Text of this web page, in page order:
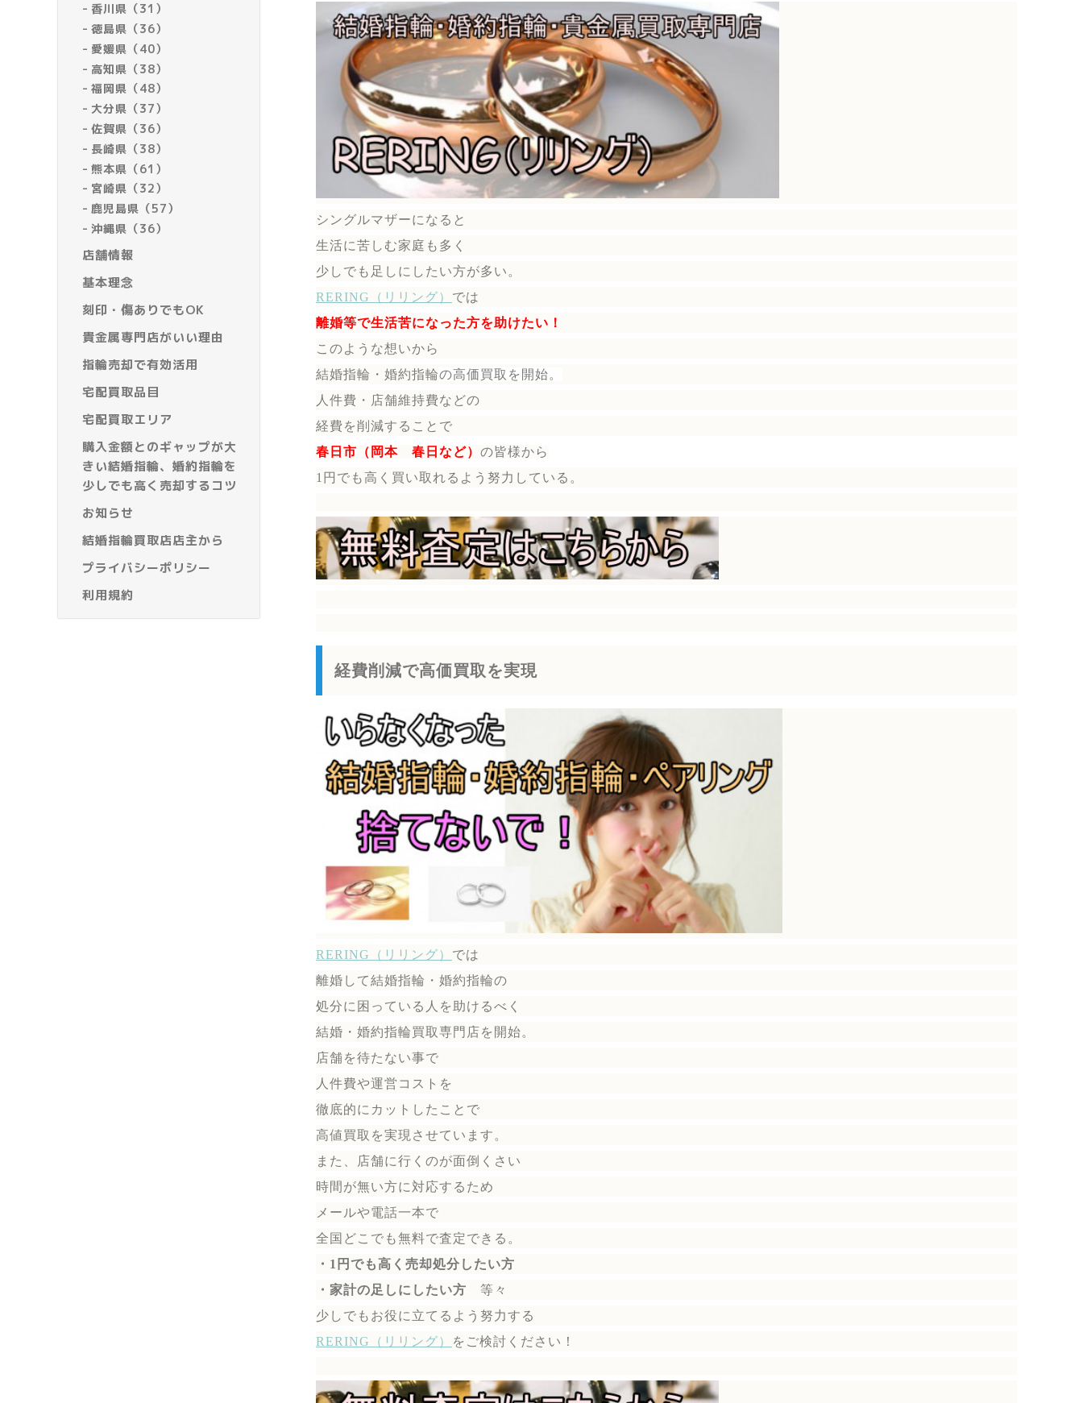
香川県（31）
徳島県（36）
愛媛県（40）
高知県（38）
福岡県（48）
大分県（37）
佐賀県（36）
長崎県（38）
熊本県（61）
宮崎県（32）
鹿児島県（57）
沖縄県（36）
店舗情報
基本理念
刻印・傷ありでもOK
貴金属専門店がいい理由
指輪売却で有効活用
宅配買取品目
宅配買取エリア
購入金額とのギャップが大
きい結婚指輪、婚約指輪を
少しでも高く売却するコツ
お知らせ
結婚指輪買取店店主から
プライバシーポリシー
利用規約
シングルマザーになると
生活に苦しむ家庭も多く
少しでも足しにしたい方が多い。
RERING（リリング） では
離婚等で生活苦になった方を助けたい！
このような想いから
結婚指輪・婚約指輪の高価買取を開始。
人件費・店舗維持費などの
経費を削減することで
春日市（岡本 春日など） の皆様から
1円でも高く買い取れるよう努力している。
経費削減で高価買取を実現
RERING（リリング） では
離婚して結婚指輪・婚約指輪の
処分に困っている人を助けるべく
結婚・婚約指輪買取専門店を開始。
店舗を待たない事で
人件費や運営コストを
徹底的にカットしたことで
高値買取を実現させています。
また、店舗に行くのが面倒くさい
時間が無い方に対応するため
メールや電話一本で
全国どこでも無料で査定できる。
・1円でも高く売却処分したい方
・家計の足しにしたい方 等々
少しでもお役に立てるよう努力する
RERING（リリング）
を ご検討ください！